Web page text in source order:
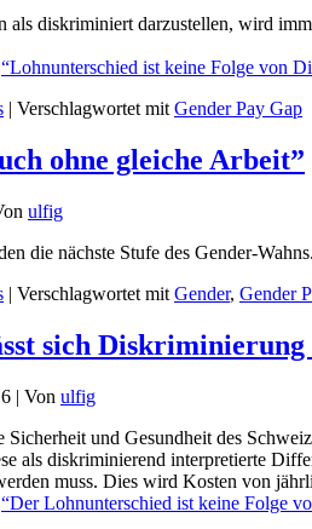
als diskriminiert darzustellen, wird
“Lohnunterschied ist keine Folge von
| Verschlagwortet mit Gender Pay Gap
ohne gleiche Arbeit”
ulfig
die nächste Stufe des Gender-
| Verschlagwortet mit Gender, Gender
sich Diskriminierung
| Von ulfig
und Gesundheit des
als diskriminierend interpretierte
muss. Dies wird Kosten von
“Der Lohnunterschied ist keine Folge